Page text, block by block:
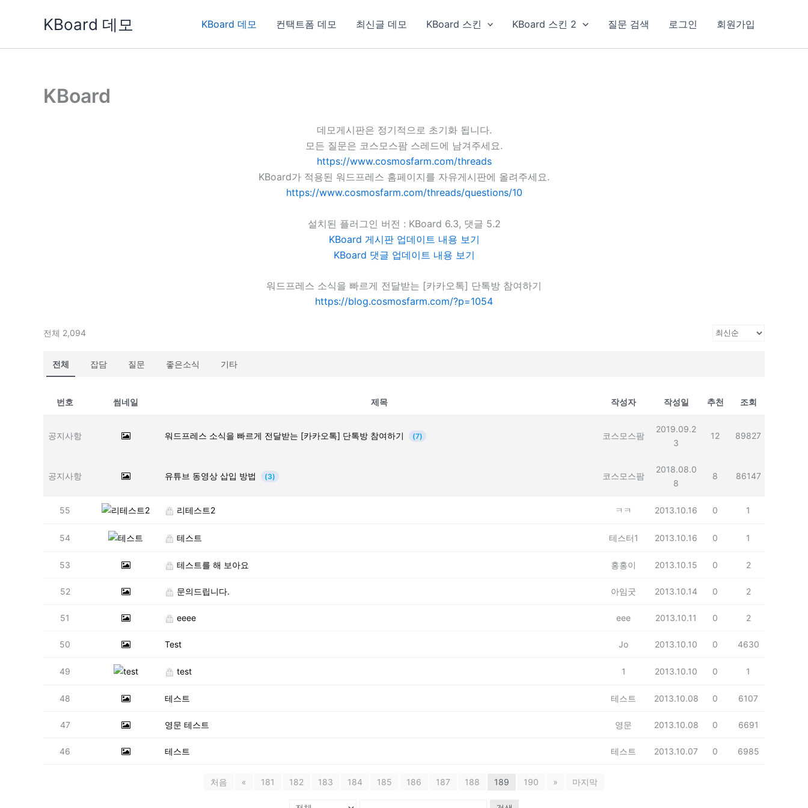
KBoard 데모 KBoard 데모 컨택트폼 데모 최신글 데모 KBoard 스킨 KBoard 스킨 2 질문 검색 로그인 회원가입
KBoard
데모게시판은 정기적으로 초기화 됩니다.
모든 질문은 코스모스팜 스레드에 남겨주세요.
https://www.cosmosfarm.com/threads
KBoard가 적용된 워드프레스 홈페이지를 자유게시판에 올려주세요.
https://www.cosmosfarm.com/threads/questions/10
설치된 플러그인 버전 : KBoard 6.3, 댓글 5.2
KBoard 게시판 업데이트 내용 보기
KBoard 댓글 업데이트 내용 보기
워드프레스 소식을 빠르게 전달받는 [카카오톡] 단톡방 참여하기
https://blog.cosmosfarm.com/?p=1054
전체 2,094
전체 잡담 질문 좋은소식 기타
번호 썸네일 제목 작성자 작성일 추천 조회
공지사항 워드프레스 소식을 빠르게 전달받는 [카카오톡] 단톡방 참여하기 (7) 코스모스팜
2019.09.2
3
12 89827
공지사항 유튜브 동영상 삽입 방법 (3) 코스모스팜
2018.08.0
8
8 86147
55 리테스트2 ㅋㅋ 2013.10.16 0 1
54 테스트 테스터1 2013.10.16 0 1
53 테스트를 해 보아요 홍홍이 2013.10.15 0 2
52 문의드립니다. 아임굿 2013.10.14 0 2
51 eeee eee 2013.10.11 0 2
50 Test Jo 2013.10.10 0 4630
49 test 1 2013.10.10 0 1
48 테스트 테스트 2013.10.08 0 6107
47 영문 테스트 영문 2013.10.08 0 6691
46 테스트 테스트 2013.10.07 0 6985
처음 « 181 182 183 184 185 186 187 188 189 190 » 마지막